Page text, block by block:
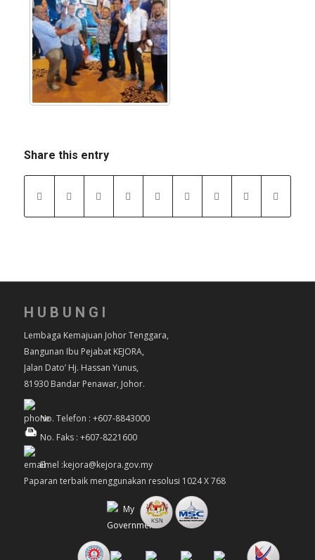
Share this entry
HUBUNGI
Lembaga Kemajuan Johor Tenggara,
Bangunan Ibu Pejabat KEJORA,
Jalan Dato’ Hj. Hassan Yunus,
81930 Bandar Penawar, Johor.
No. Telefon : +607-8843000
No. Faks : +607-8221600
Emel :kejora@kejora.gov.my
Paparan terbaik menggunakan resolusi 1024 X 768